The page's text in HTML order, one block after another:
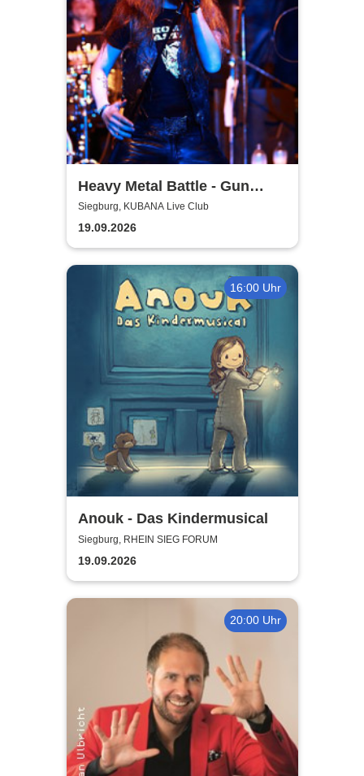
Heavy Metal Battle - Gun
Barrel, Warwolf + 1
Siegburg, KUBANA Live Club
19.09.2026
16:00 Uhr
Anouk - Das Kindermusical
Siegburg, RHEIN SIEG FORUM
19.09.2026
20:00 Uhr